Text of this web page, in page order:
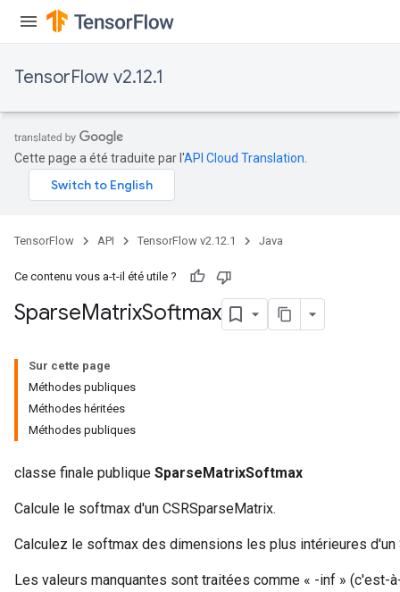
TensorFlow v2.12.1
Cette page a été traduite par l'API Cloud Translation
TensorFlow API TensorFlow v2.12.1 Java
Ce contenu vous a-t-il été utile ?
SparseMatrixSoftmax
Sur cette page
Méthodes publiques
Méthodes héritées
Méthodes publiques
classe finale publique SparseMatrixSoftmax
Calcule le softmax d'un CSRSparseMatrix.
Calculez le softmax des dimensions les plus intérieures d'un
Les valeurs manquantes sont traitées comme « -inf »